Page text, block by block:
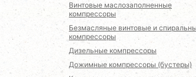
Винтовые маслозаполненные
компрессоры
Безмасляные винтовые и
компрессоры
Дизельные компрессоры
Дожимные компрессоры (бустеры)